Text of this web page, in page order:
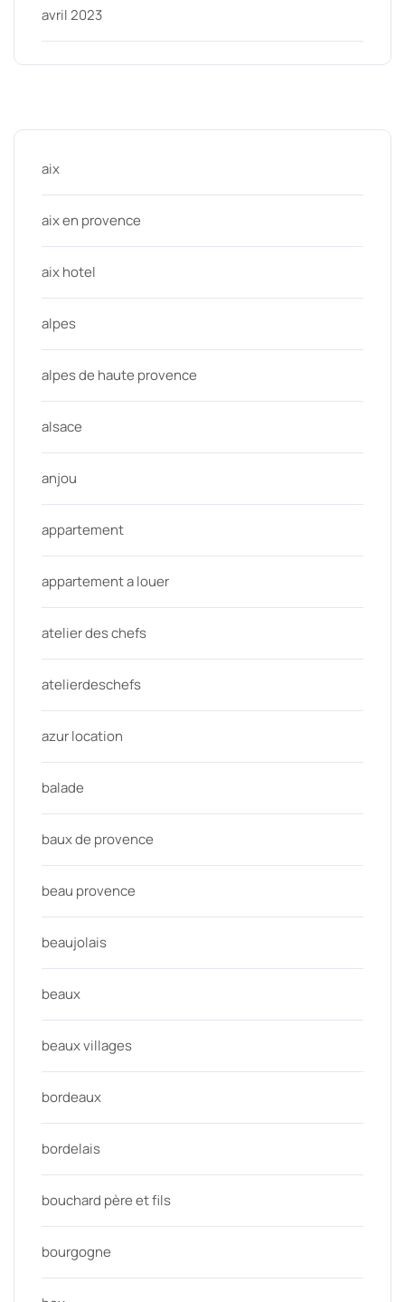
avril 2023
aix
aix en provence
aix hotel
alpes
alpes de haute provence
alsace
anjou
appartement
appartement a louer
atelier des chefs
atelierdeschefs
azur location
balade
baux de provence
beau provence
beaujolais
beaux
beaux villages
bordeaux
bordelais
bouchard père et fils
bourgogne